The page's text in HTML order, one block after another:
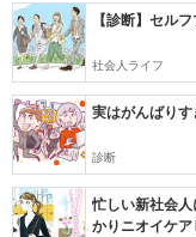
【診断】セル
社会人ライフ
実はがんばり
診断
忙しい新社会
かりニオイケア